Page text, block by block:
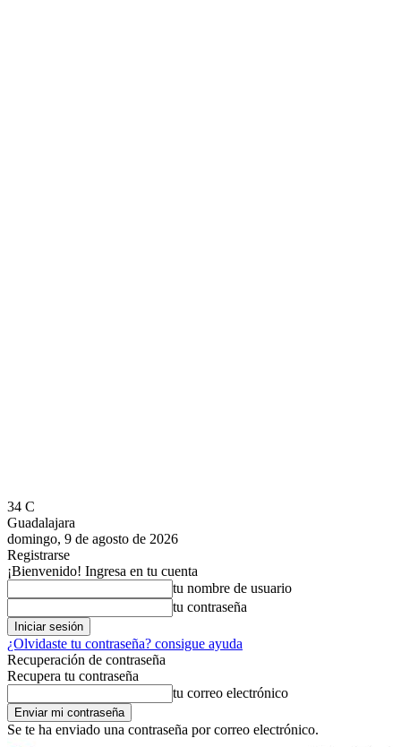
34 C
Guadalajara
domingo, 9 de agosto de 2026
Registrarse
¡Bienvenido! Ingresa en tu cuenta
tu nombre de usuario
tu contraseña
¿Olvidaste tu contraseña? consigue ayuda
Recuperación de contraseña
Recupera tu contraseña
tu correo electrónico
Se te ha enviado una contraseña por correo electrónico.